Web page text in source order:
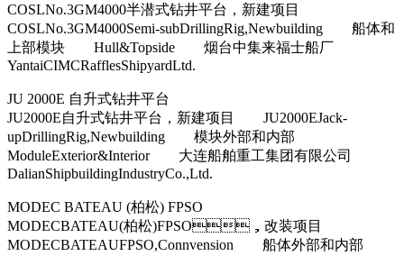
COSLNo.3GM4000半潜式钻井平台，新建项目
COSLNo.3GM4000Semi-subDrillingRig,Newbuilding 船体和
上部模块 Hull&Topside 烟台中集来福士船厂
YantaiCIMCRafflesShipyardLtd.
JU 2000E 自升式钻井平台
JU2000E自升式钻井平台，新建项目 JU2000EJack-
upDrillingRig,Newbuilding 模块外部和内部
ModuleExterior&Interior 大连船舶重工集团有限公司
DalianShipbuildingIndustryCo.,Ltd.
MODEC BATEAU (柏松) FPSO
MODECBATEAU(柏松)FPSO，改装项目
MODECBATEAUFPSO,Connvension 船体外部和内部